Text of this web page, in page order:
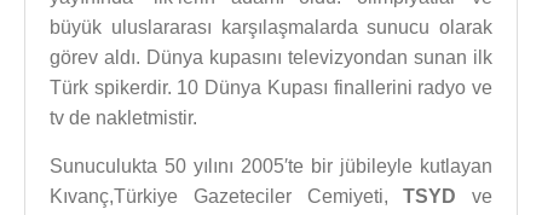
büyük uluslararası karşılaşmalarda sunucu olarak
görev aldı. Dünya kupasını televizyondan sunan ilk
Türk spikerdir. 10 Dünya Kupası finallerini radyo ve
tv de nakletmistir.
Sunuculukta 50 yılını 2005′te bir jübileyle kutlayan
Kıvanç,Türkiye Gazeteciler Cemiyeti,TSYD ve